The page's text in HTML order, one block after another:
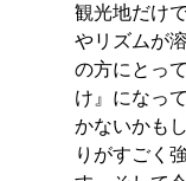
観光地だけ
やリズムが
の方にとっ
け』になっ
かないかも
りがすごく